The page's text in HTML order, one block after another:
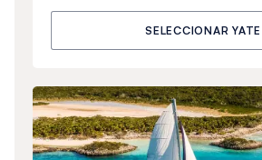
SELECCIONAR YATE